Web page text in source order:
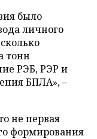
было
личного
тонн
РЭБ, РЭР и
БПЛА», –
не первая
формирования